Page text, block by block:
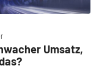
Umsatz,